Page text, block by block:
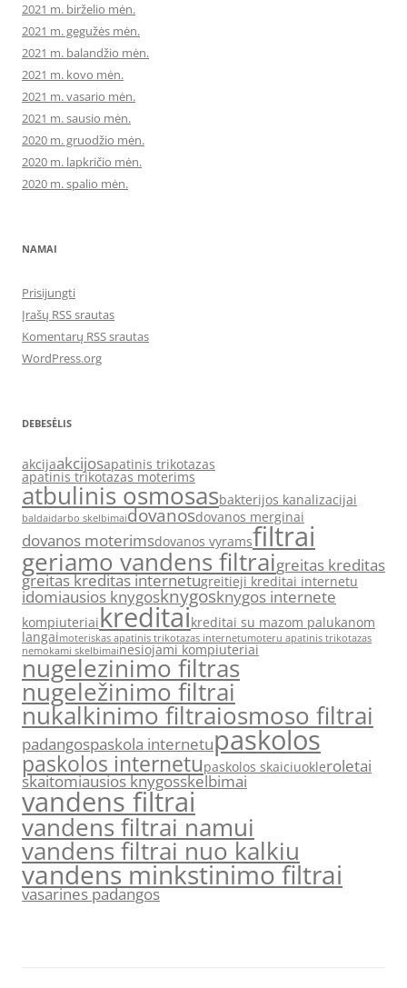
2021 m. birželio mėn.
2021 m. gegužės mėn.
2021 m. balandžio mėn.
2021 m. kovo mėn.
2021 m. vasario mėn.
2021 m. sausio mėn.
2020 m. gruodžio mėn.
2020 m. lapkričio mėn.
2020 m. spalio mėn.
NAMAI
Prisijungti
Įrašų RSS srautas
Komentarų RSS srautas
WordPress.org
DEBESĖLIS
akcijaakcijosapatinis trikotazas
apatinis trikotazas moterims
atbulinis osmosasbakterijos kanalizacijai
baldaidarbo skelbimaidovanosdovanos merginai
dovanos moterimsdovanos vyramsfiltrai
geriamo vandens filtraigreitas kreditas
greitas kreditas internetugreitieji kreditai internetu
idomiausios knygosknygosknygos internete
kompiuteriaikreditaikreditai su mazom palukanom
langaimoteriskas apatinis trikotazas internetumoteru apatinis trikotazas
nemokami skelbimainesiojami kompiuteriai
nugelezinimo filtras
nugeležinimo filtrai
nukalkinimo filtraiosmoso filtrai
padangospaskola internetupaskolos
paskolos internetupaskolos skaiciuokleroletai
skaitomiausios knygosskelbimai
vandens filtrai
vandens filtrai namui
vandens filtrai nuo kalkiu
vandens minkstinimo filtrai
vasarines padangos